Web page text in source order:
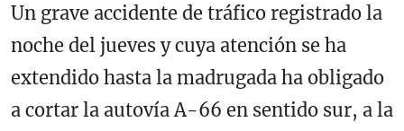
Un grave accidente de tráfico registrado la
noche del jueves y cuya atención se ha
extendido hasta la madrugada ha obligado
a cortar la autovía A-66 en sentido sur, a la